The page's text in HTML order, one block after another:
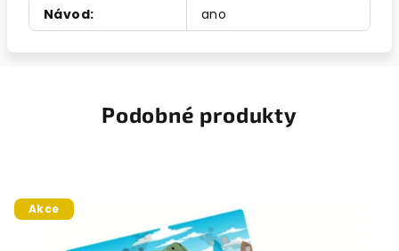
Návod: ano
Podobné produkty
Akce